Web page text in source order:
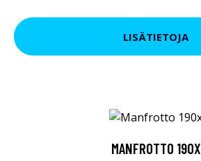
LISÄTIETOJA
MANFROTTO 190X